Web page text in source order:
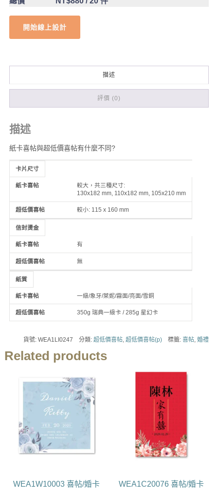
開始線上設計
描述
評價 (0)
描述
紙卡喜帖與超低價喜帖有什麼不同?
比較
卡片尺寸
較大，共三種尺寸:
130x182 mm, 110x182 mm, 105x210 mm
較小: 115 x 160 mm
信封燙金
有
無
紙質
一級/象牙/萊妮/霧面/亮面/雪銅
350g 瑞典一級卡 / 285g 星幻卡
貨號:WEA1LI0247 分類:超低價喜帖,超低價喜帖(p) 標籤:喜帖,婚禮
Related products
WEA1W10003 喜帖/婚卡
WEA1C20076 喜帖/婚卡